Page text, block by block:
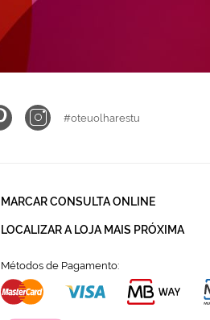
#oteuolharestu
MARCAR CONSULTA ONLINE
LOCALIZAR A LOJA MAIS PRÓXIMA
Métodos de Pagamento: